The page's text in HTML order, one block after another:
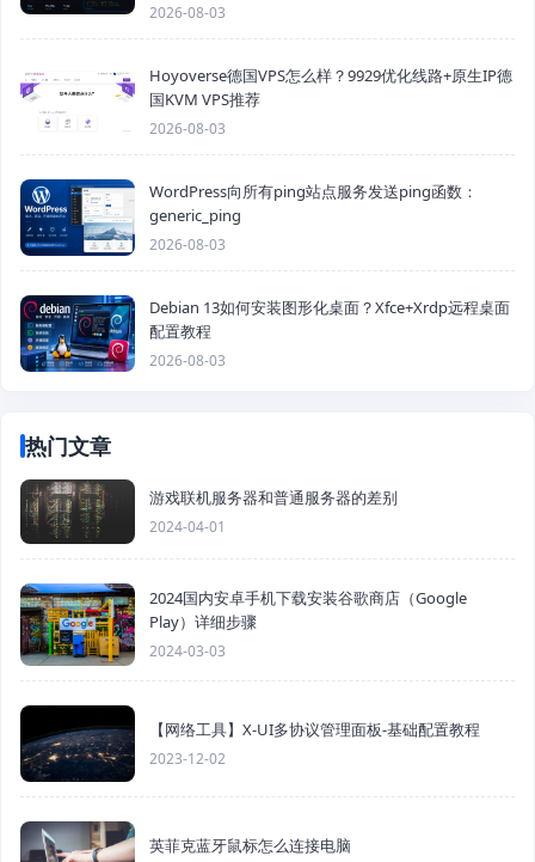
2026-08-03
Hoyoverse德国VPS怎么样？9929优化线路+原生IP德
国KVM VPS推荐
2026-08-03
WordPress向所有ping站点服务发送ping函数：
generic_ping
2026-08-03
Debian 13如何安装图形化桌面？Xfce+Xrdp远程桌面
配置教程
2026-08-03
热门文章
游戏联机服务器和普通服务器的差别
2024-04-01
2024国内安卓手机下载安装谷歌商店（Google
Play）详细步骤
2024-03-03
【网络工具】X-UI多协议管理面板-基础配置教程
2023-12-02
英菲克蓝牙鼠标怎么连接电脑